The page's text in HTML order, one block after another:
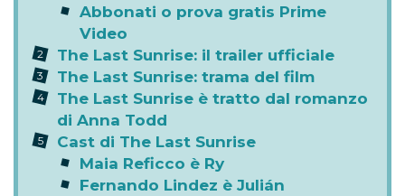
Abbonati o prova gratis Prime
Video
The Last Sunrise: il trailer ufficiale
The Last Sunrise: trama del film
The Last Sunrise è tratto dal romanzo
di Anna Todd
Cast di The Last Sunrise
Maia Reficco è Ry
Fernando Lindez è Julián